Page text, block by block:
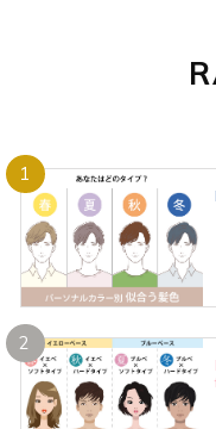
1
2